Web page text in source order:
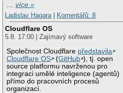
…více »
Ladislav Hagara| Komentářů: 8
Cloudflare OS
5.8. 17:00 | Zajímavý software
Společnost Cloudflare představila
Cloudflare OS
(GitHub ), tj. open
source platformu navrženou pro
integraci umělé inteligence (agentů)
přímo do pracovních procesů
organizací.